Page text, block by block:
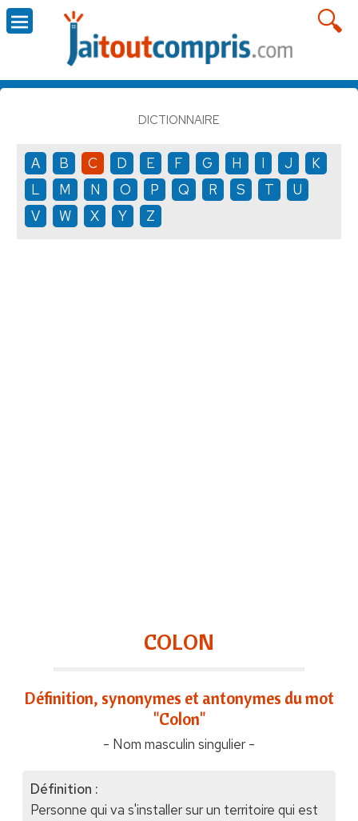
DICTIONNAIRE
A B C D E F G H I J
K
L
M N O P Q R S T
U
V
W X Y Z
COLON
Définition, synonymes et antonymes du mot
"Colon"
- Nom masculin singulier -
Définition :
Personne qui va s'installer sur un territoire qui est